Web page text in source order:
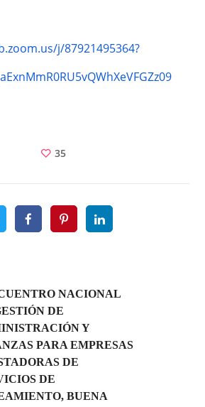
j/87921495364?
35
NACIONAL
DE
Y
PARA EMPRESAS
DE
DE
BUENA